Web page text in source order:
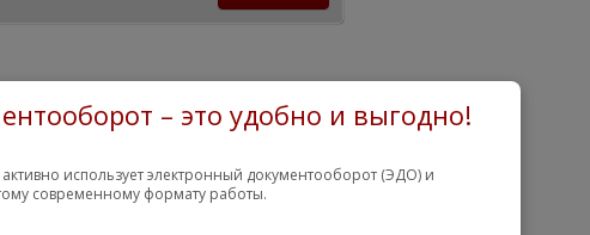
– это удобно и выгодно!
использует электронный документооборот (ЭДО) и
современному формату работы.